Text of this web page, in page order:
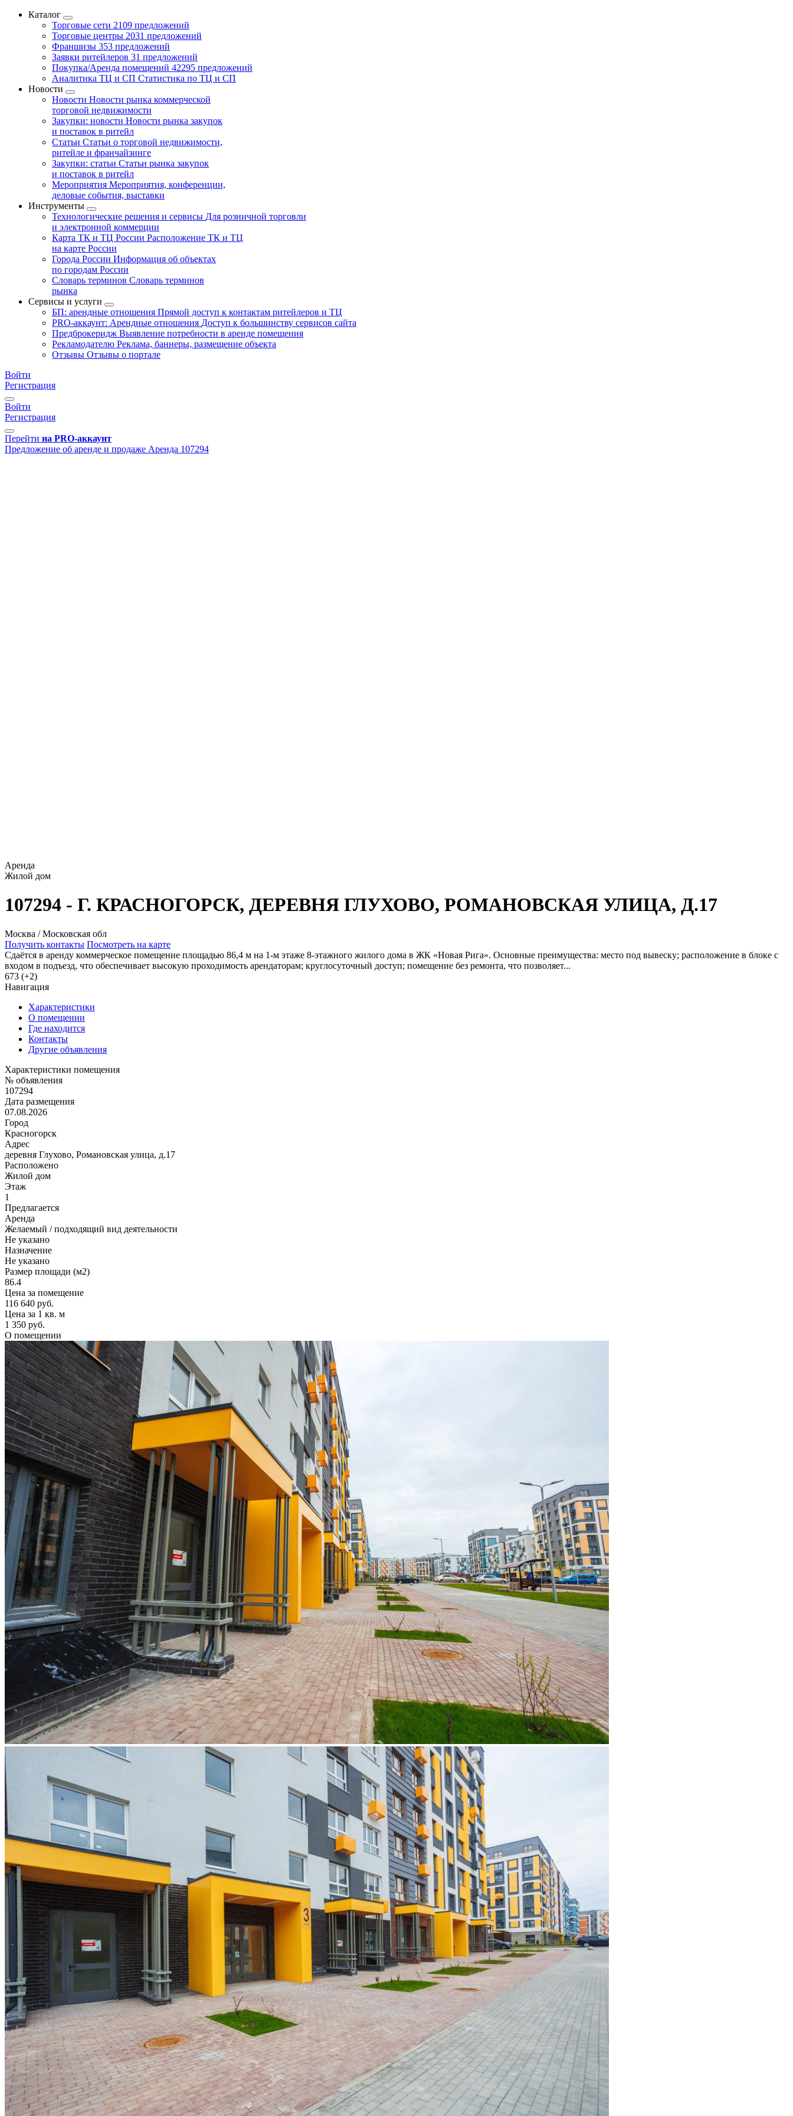
Каталог
Торговые сети 2109 предложений
Торговые центры 2031 предложений
Франшизы 353 предложений
Заявки ритейлеров 31 предложений
Покупка/Аренда помещений 42295 предложений
Аналитика ТЦ и СП Статистика по ТЦ и СП
Новости
Новости Новости рынка коммерческой
торговой недвижимости
Закупки: новости Новости рынка закупок
и поставок в ритейл
Статьи Статьи о торговой недвижимости,
ритейле и франчайзинге
Закупки: статьи Статьи рынка закупок
и поставок в ритейл
Мероприятия Мероприятия, конференции,
деловые события, выставки
Инструменты
Технологические решения и сервисы Для розничной торговли
и электронной коммерции
Карта ТК и ТЦ России Расположение ТК и ТЦ
на карте России
Города России Информация об объектах
по городам России
Словарь терминов Словарь терминов
рынка
Сервисы и услуги
БП: арендные отношения Прямой доступ к контактам ритейлеров и ТЦ
PRO-аккаунт: Арендные отношения Доступ к большинству сервисов сайта
Предброкеридж Выявление потребности в аренде помещения
Рекламодателю Реклама, баннеры, размещение объекта
Отзывы Отзывы о портале
Войти
Регистрация
Войти
Регистрация
Перейти на PRO-аккаунт
Предложение об аренде и продаже Аренда 107294
Аренда
Жилой дом
107294 - Г. КРАСНОГОРСК, ДЕРЕВНЯ ГЛУХОВО, РОМАНОВСКАЯ УЛИЦА, Д.17
Москва / Московская обл
Получить контакты Посмотреть на карте
Сдаётся в аренду коммерческое помещение площадью 86,4 м на 1-м этаже 8-этажного жилого дома в ЖК «Новая Рига». Основные преимущества: место под вывеску; расположение в блоке с
входом в подъезд, что обеспечивает высокую проходимость арендаторам; круглосуточный доступ; помещение без ремонта, что позволяет...
673 (+2)
Навигация
Характеристики
О помещении
Где находится
Контакты
Другие объявления
Характеристики помещения
№ объявления
107294
Дата размещения
07.08.2026
Город
Красногорск
Адрес
деревня Глухово, Романовская улица, д.17
Расположено
Жилой дом
Этаж
1
Предлагается
Аренда
Желаемый / подходящий вид деятельности
Не указано
Назначение
Не указано
Размер площади (м2)
86.4
Цена за помещение
116 640 руб.
Цена за 1 кв. м
1 350 руб.
О помещении